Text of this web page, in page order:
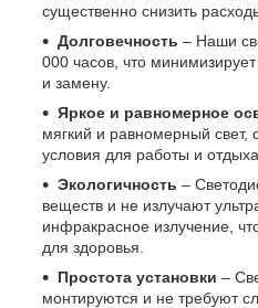
существенно снизить
Долговечность – Наши
000 часов, что
и замену.
Яркое и равномерное
мягкий и равномерный
условия для работы и отдыха.
Экологичность –
веществ и не излучают
инфракрасное излучение,
для здоровья.
Простота установки –
монтируются и не требуют